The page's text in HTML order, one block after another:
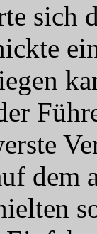
sich
dem